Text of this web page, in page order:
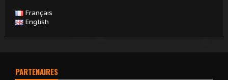
Français
English
PARTENAIRES